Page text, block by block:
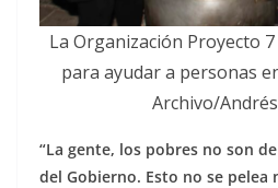
La Organización Proyecto
para ayudar a personas
Archivo/
“La gente, los pobres no son
del Gobierno. Esto no se pelea